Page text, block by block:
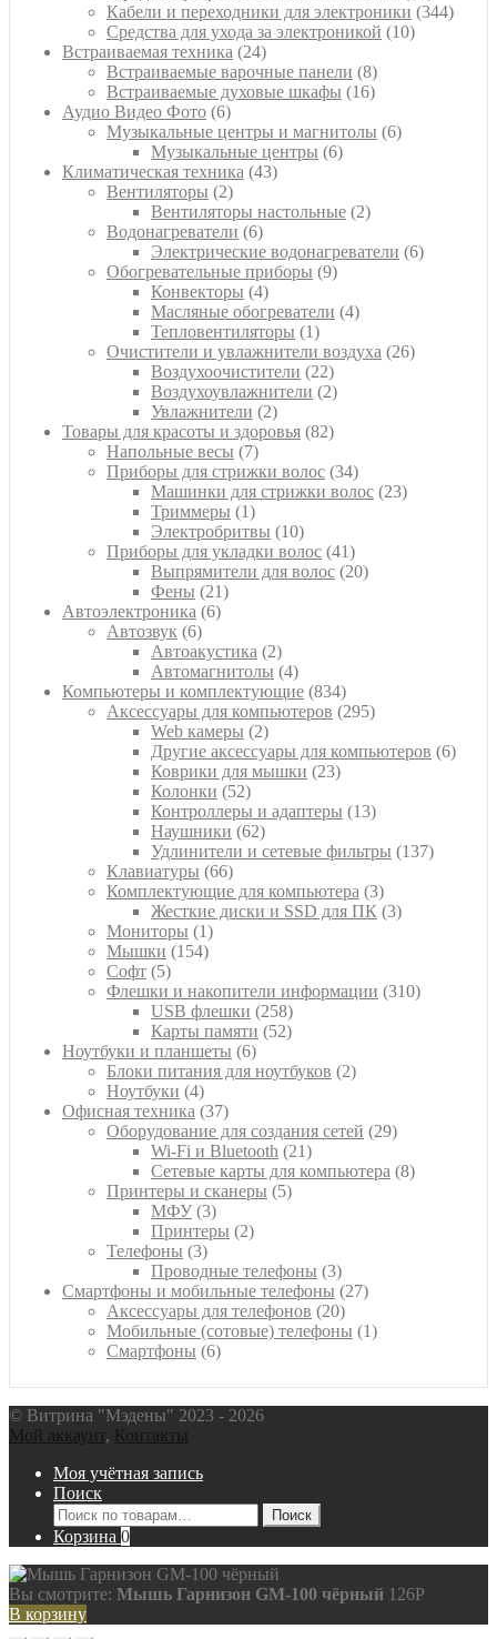
товаров
Кабели и переходники для электроники 344344
Средства для ухода за электроникой 1010
Встраиваемая техника 2424
товара
Встраиваемые варочные панели 88
товаров
Встраиваемые духовые шкафы 1616
Аудио Видео Фото 66
товаров
Музыкальные центры и магнитолы 66
Музыкальные центры 66
Климатическая техника 4343
Вентиляторы 22
товара
Вентиляторы настольные 22
Водонагреватели 66
товаров
Электрические водонагреватели 66
Обогревательные приборы 99
Конвекторы 44
товара
Масляные обогреватели 44
Тепловентиляторы 11
товар
Очистители и увлажнители воздуха 2626
Воздухоочистители 2222
товара
Воздухоувлажнители 22
Увлажнители 22
товара
Товары для красоты и здоровья 8282
Напольные весы 77
товаров
Приборы для стрижки волос 3434
товара
Машинки для стрижки волос 2323
Триммеры 11
товар
Электробритвы 1010
товаров
Приборы для укладки волос 4141
товар
Выпрямители для волос 2020
Фены 2121
Автоэлектроника 66
Автозвук 66
товаров
Автоакустика 22
товара
Автомагнитолы 44
товара
Компьютеры и комплектующие 834834
товара
Аксессуары для компьютеров 295295
Web камеры 22
товара
Другие аксессуары для компьютеров 66
Коврики для мышки 2323
Колонки 5252
товара
Контроллеры и адаптеры 1313
Наушники 6262
товара
Удлинители и сетевые фильтры 137137
Клавиатуры 6666
товаров
Комплектующие для компьютера 33
товара
Жесткие диски и SSD для ПК 33
Мониторы 11
товар
Мышки 154154
Софт 55
товаров
Флешки и накопители информации 310310
USB флешки 258258
товаров
Карты памяти 5252
Ноутбуки и планшеты 66
товаров
Блоки питания для ноутбуков 22
Ноутбуки 44
товара
Офисная техника 3737
товаров
Оборудование для создания сетей 2929
Wi-Fi и Bluetooth 2121
товар
Сетевые карты для компьютера 88
Принтеры и сканеры 55
МФУ 33
товара
Принтеры 22
Телефоны 33
товара
Проводные телефоны 33
товара
Смартфоны и мобильные телефоны 2727
Аксессуары для телефонов 2020
товаров
Мобильные (сотовые) телефоны 11
Смартфоны 66
© Витрина "Мэдены" 2023 - 2026
Мой аккаунт, Контакты
Моя учётная запись
Поиск
Искать:
Поиск
Корзина 0
Вы смотрите: Мышь Гарнизон GM-100 чёрный 126P
В корзину